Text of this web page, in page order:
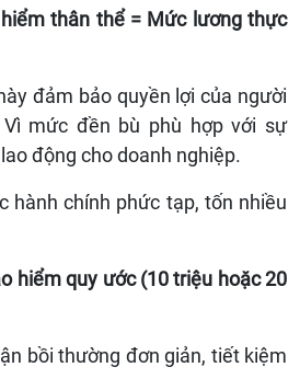
thân thể = Mức lương thực
đảm bảo quyền lợi của người
mức đền bù phù hợp với sự
động cho doanh nghiệp.
hành chính phức tạp, tốn nhiều
hiểm quy ước (10 triệu hoặc 20
bồi thường đơn giản, tiết kiệm